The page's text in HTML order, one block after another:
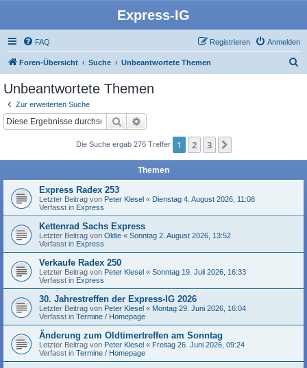
Express-IG
FAQ Anmelden
Registrieren
Foren-Übersicht Suche Unbeantwortete Themen
Unbeantwortete Themen
Zur erweiterten Suche
Suche
Die Suche ergab 276 Treffer 1 2 3
Themen
Express Radex 253
Letzter Beitrag von Peter Klesel « Dienstag 4. August 2026, 11:08
Verfasst in Express
Kettenrad Sachs Express
Letzter Beitrag von Oldie « Sonntag 2. August 2026, 13:52
Verfasst in Express
Verkaufe Radex 250
Letzter Beitrag von Peter Klesel « Sonntag 19. Juli 2026, 16:33
Verfasst in Express
30. Jahrestreffen der Express-IG 2026
Letzter Beitrag von Peter Klesel « Montag 29. Juni 2026, 16:04
Verfasst in Termine / Homepage
Änderung zum Oldtimertreffen am Sonntag
Letzter Beitrag von Peter Klesel « Freitag 26. Juni 2026, 09:24
Verfasst in Termine / Homepage